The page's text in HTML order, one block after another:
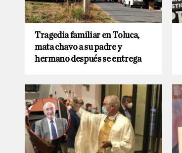
Tragedia familiar en Toluca,
mata chavo a su padre y
hermano después se entrega